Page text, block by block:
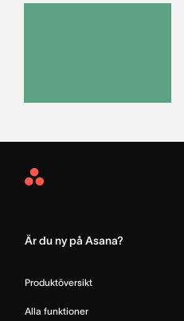
Asana
Är du ny på Asana?
Produktöversikt
Alla funktioner